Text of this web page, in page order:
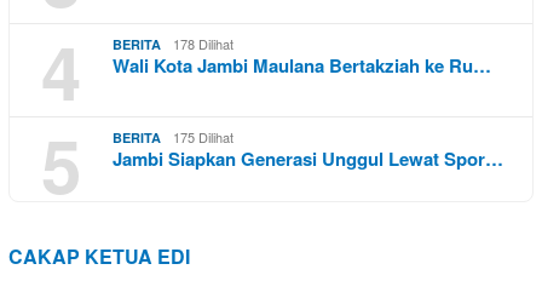
4
BERITA 178 Dilihat
Wali Kota Jambi Maulana Bertakziah ke Ru…
5 BERITA 175 Dilihat
Jambi Siapkan Generasi Unggul Lewat Spor…
CAKAP KETUA EDI